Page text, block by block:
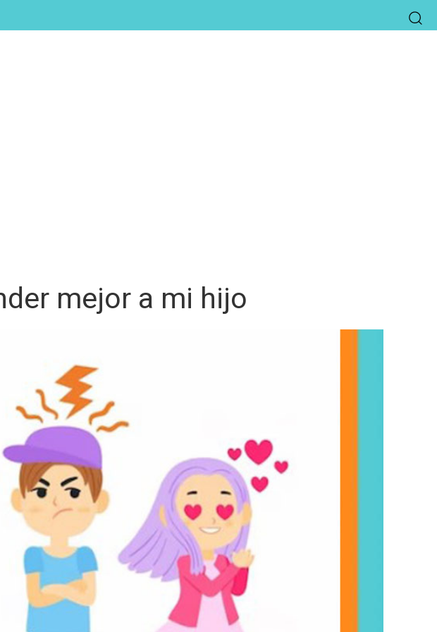
mejor a mi hijo